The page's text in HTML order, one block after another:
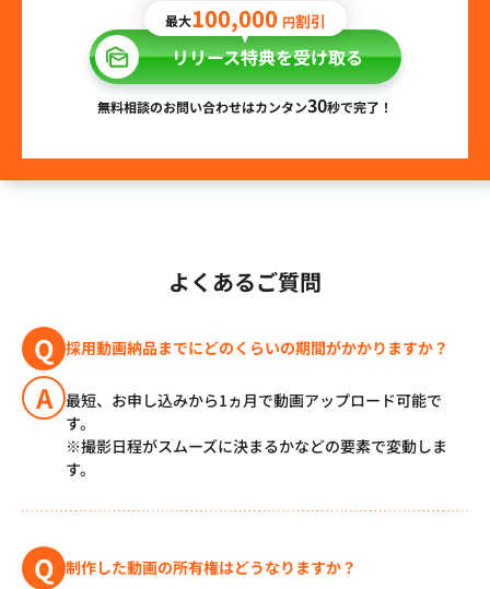
最大100,000 円割引
リリース特典を受け取る
無料相談のお問い合わせはカンタン30秒で完了！
よくあるご質問
Q 採用動画納品までにどのくらいの期間がかかりますか？
A
最短、お申し込みから1ヵ月で動画アップロード可能で
す。
※撮影日程がスムーズに決まるかなどの要素で変動しま
す。
Q 制作した動画の所有権はどうなりますか？